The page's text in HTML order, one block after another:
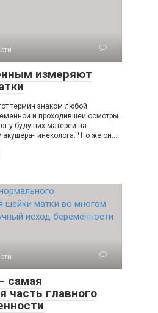
измеряют
термин знаком любой
и проходившей осмотры.
у будущих матерей на
акушера-гинеколога. Что же он…
самая
часть главного